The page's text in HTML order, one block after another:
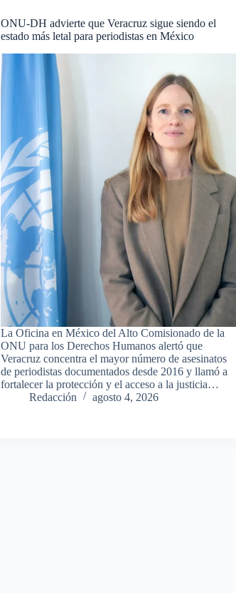
ONU-DH advierte que Veracruz sigue siendo el
estado más letal para periodistas en México
La Oficina en México del Alto Comisionado de la
ONU para los Derechos Humanos alertó que
Veracruz concentra el mayor número de asesinatos
de periodistas documentados desde 2016 y llamó a
fortalecer la protección y el acceso a la justicia…
Redacción
agosto 4, 2026